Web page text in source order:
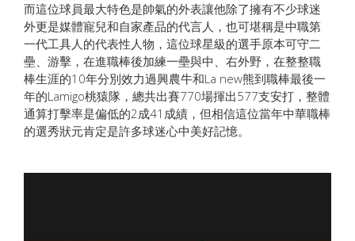
而這位球員最大特色是帥氣的外表讓他除了擁有不少球迷
外更是媒體寵兒和自家產品的代言人，也可堪稱是中職第
一代工具人的代表性人物，這位球星級的選手原本可守二
壘、游擊，在進職棒後加練一壘與中、右外野，在整整職
棒生涯的10年分別效力過興農牛和La new熊到職棒最後一
年的Lamigo桃猿隊，總共出賽770場揮出577支安打，整體
通算打擊率是偏低的2成41成績，但相信這位當年中華職棒
的選秀狀元肯定是許多球迷心中美好記憶。